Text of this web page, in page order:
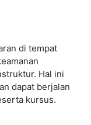
di tempat
Hal ini
dapat berjalan
kursus.